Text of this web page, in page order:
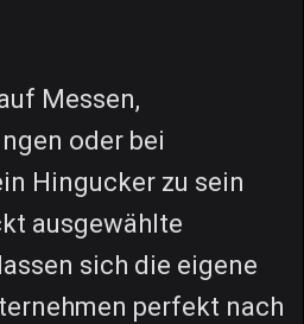
Messen,
oder bei
Hingucker zu sein
ausgewählte
sich die eigene
perfekt nach